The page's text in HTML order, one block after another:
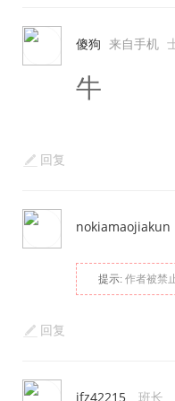
傻狗 来自手机
牛
回复
nokiamaojiakun
提示: 作者被禁
回复
jfz42215 班长